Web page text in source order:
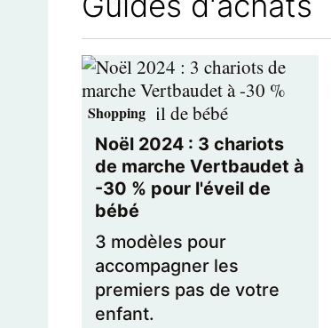
Shopping
Noël 2024 : 3 chariots
de marche Vertbaudet à
-30 % pour l'éveil de
bébé
3 modèles pour
accompagner les
premiers pas de votre
enfant.